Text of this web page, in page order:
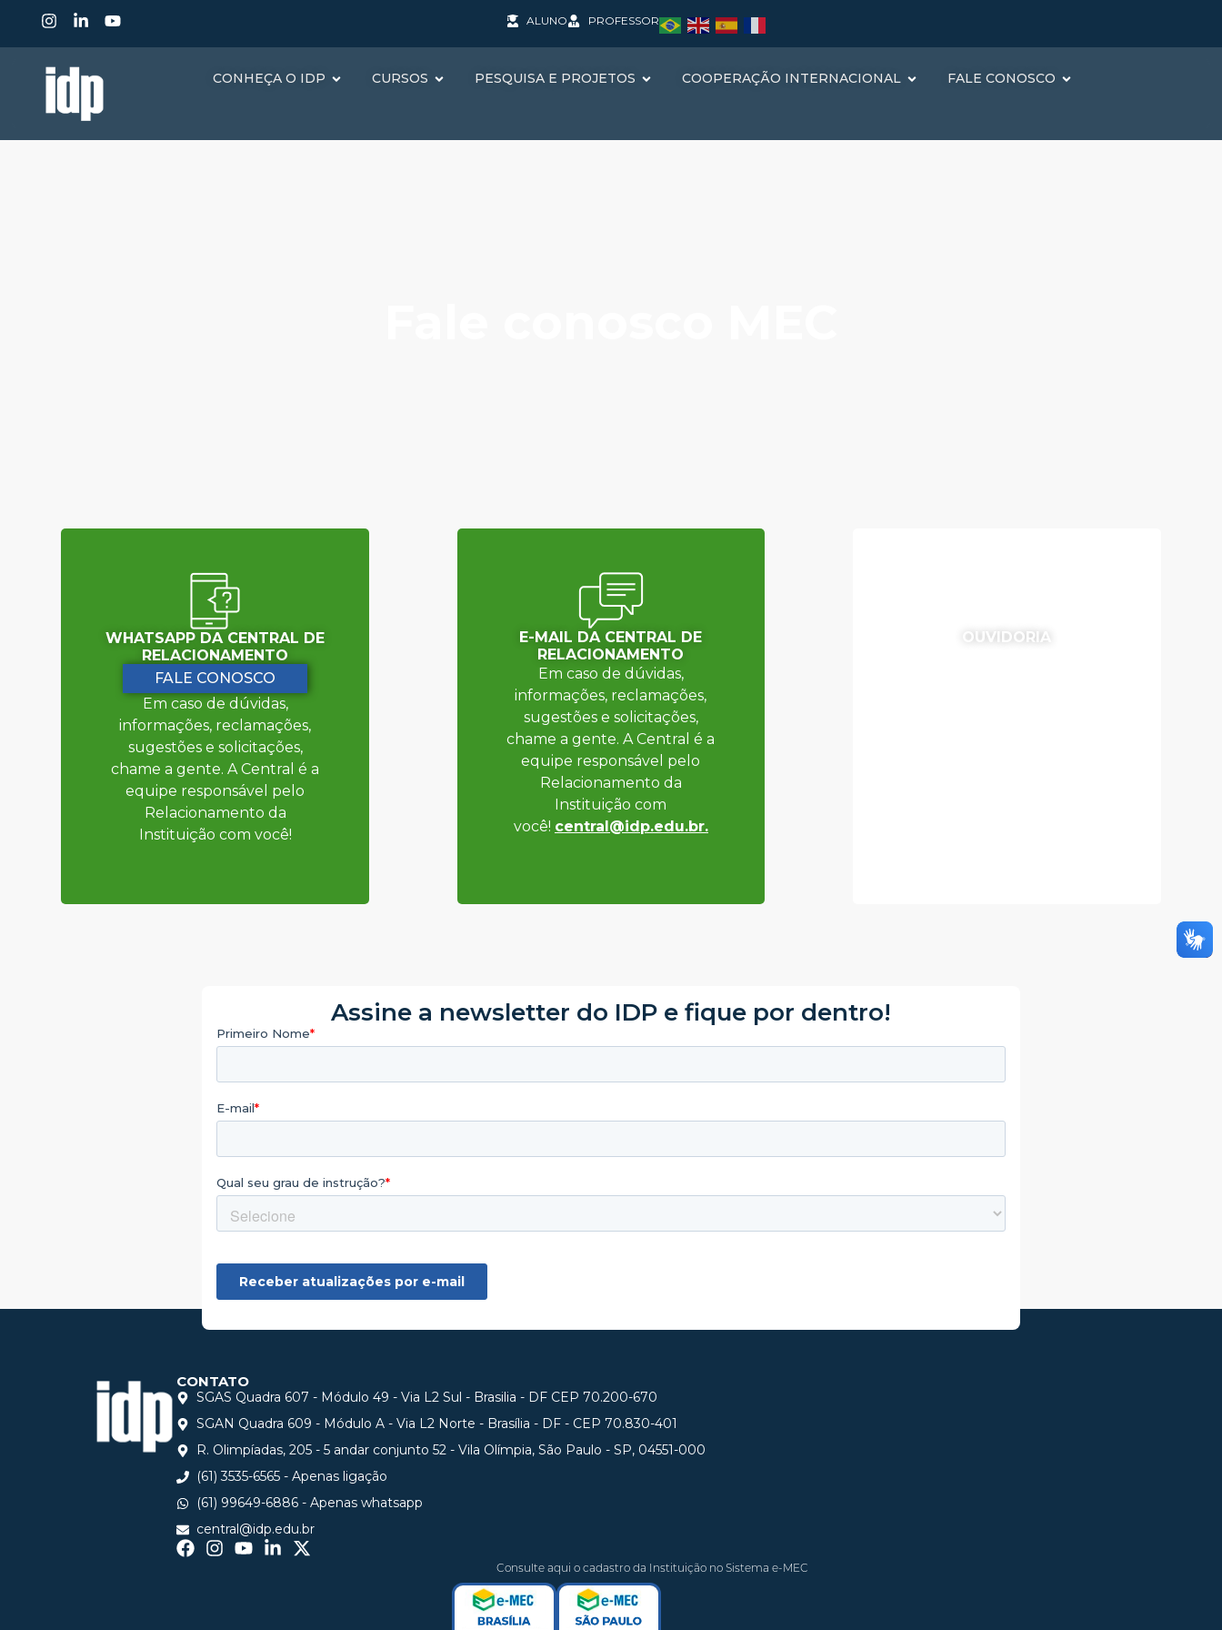
ALUNO PROFESSOR
CONHEÇA O IDP CURSOS PESQUISA E PROJETOS COOPERAÇÃO INTERNACIONAL FALE CONOSCO
WHATSAPP DA CENTRAL DE
RELACIONAMENTO
FALE CONOSCO
Em caso de dúvidas,
informações, reclamações,
sugestões e solicitações,
chame a gente. A Central é a
equipe responsável pelo
Relacionamento da
Instituição com você!
E-MAIL DA CENTRAL DE
RELACIONAMENTO
Em caso de dúvidas,
informações, reclamações,
sugestões e solicitações,
chame a gente. A Central é a
equipe responsável pelo
Relacionamento da
Instituição com
você! central@idp.edu.br.
OUVIDORIA
Assine a newsletter do IDP e fique por dentro!
CONTATO
SGAS Quadra 607 - Módulo 49 - Via L2 Sul - Brasilia - DF CEP 70.200-670
SGAN Quadra 609 - Módulo A - Via L2 Norte - Brasília - DF - CEP 70.830-401
R. Olimpíadas, 205 - 5 andar conjunto 52 - Vila Olímpia, São Paulo - SP, 04551-000
(61) 3535-6565 - Apenas ligação
(61) 99649-6886 - Apenas whatsapp
central@idp.edu.br
Consulte aqui o cadastro da Instituição no Sistema e-MEC